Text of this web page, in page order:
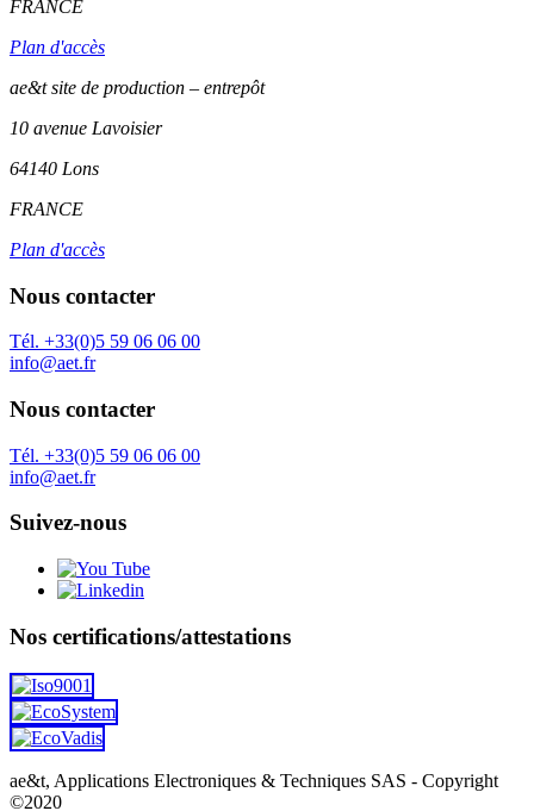
FRANCE
Plan d'accès
ae&t site de production – entrepôt
10 avenue Lavoisier
64140 Lons
FRANCE
Plan d'accès
Nous contacter
Tél. +33(0)5 59 06 06 00
info@aet.fr
Nous contacter
Tél. +33(0)5 59 06 06 00
info@aet.fr
Suivez-nous
Nos certifications/attestations
ae&t, Applications Electroniques & Techniques SAS - Copyright
©2020